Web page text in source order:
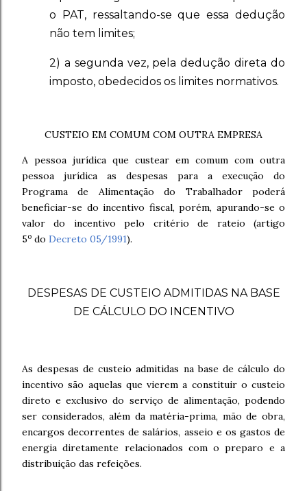
o PAT, ressaltando-se que essa dedução
não tem limites;
2) a segunda vez, pela dedução direta do
imposto, obedecidos os limites normativos.
CUSTEIO EM COMUM COM OUTRA EMPRESA
A pessoa jurídica que custear em comum com outra
pessoa jurídica as despesas para a execução do
Programa de Alimentação do Trabalhador poderá
beneficiar-se do incentivo fiscal, porém, apurando-se o
valor do incentivo pelo critério de rateio (artigo
5o do Decreto 05/1991).
DESPESAS DE CUSTEIO ADMITIDAS NA BASE
DE CÁLCULO DO INCENTIVO
As despesas de custeio admitidas na base de cálculo do
incentivo são aquelas que vierem a constituir o custeio
direto e exclusivo do serviço de alimentação, podendo
ser considerados, além da matéria-prima, mão de obra,
encargos decorrentes de salários, asseio e os gastos de
energia diretamente relacionados com o preparo e a
distribuição das refeições.